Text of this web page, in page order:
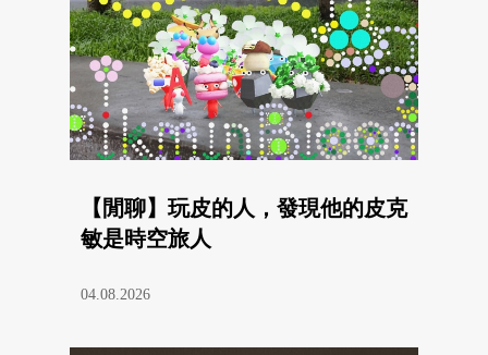
【閒聊】玩皮的人，發現他的皮克
敏是時空旅人
04.08.2026